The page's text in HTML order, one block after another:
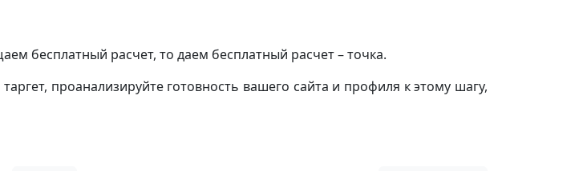
бесплатный расчет, то даем бесплатный расчет – точка.
проанализируйте готовность вашего сайта и профиля к этому шагу,